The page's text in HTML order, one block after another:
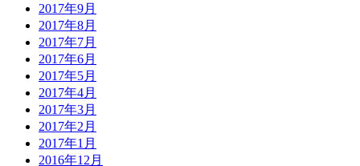
2017年9月
2017年8月
2017年7月
2017年6月
2017年5月
2017年4月
2017年3月
2017年2月
2017年1月
2016年12月